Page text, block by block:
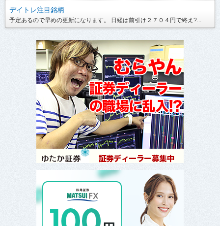
デイトレ注目銘柄
予定あるので早めの更新になります。 日経は前引け２７０４円で終え?...